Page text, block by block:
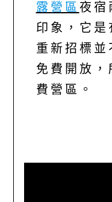
露營區 夜宿
印象，它是
重新招標並
免費開放，
費營區。